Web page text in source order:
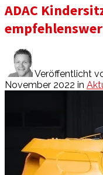
ADAC
Veröffentlicht
November 2022 in